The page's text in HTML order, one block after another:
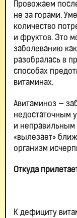
Провожаем
не за горами.
количество
и фруктов. Это
заболеванию
разобралась в
способах
витаминах.
Авитаминоз —
недостаточным
и неправильным
«вылезает»
организм
Откуда
К дефициту